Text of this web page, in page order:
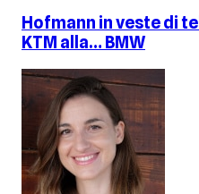
Hofmann in veste di
KTM alla… BMW